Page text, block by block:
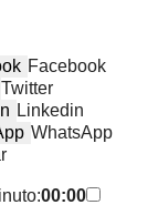
Facebook
Twitter
Linkedin
WhatsApp
00:00